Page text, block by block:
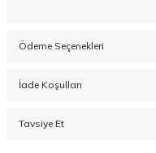
Ödeme Seçenekleri
İade Koşulları
Tavsiye Et